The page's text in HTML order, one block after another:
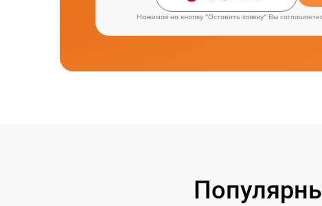
Нажимая на кнопку "Оставить заявку" Вы